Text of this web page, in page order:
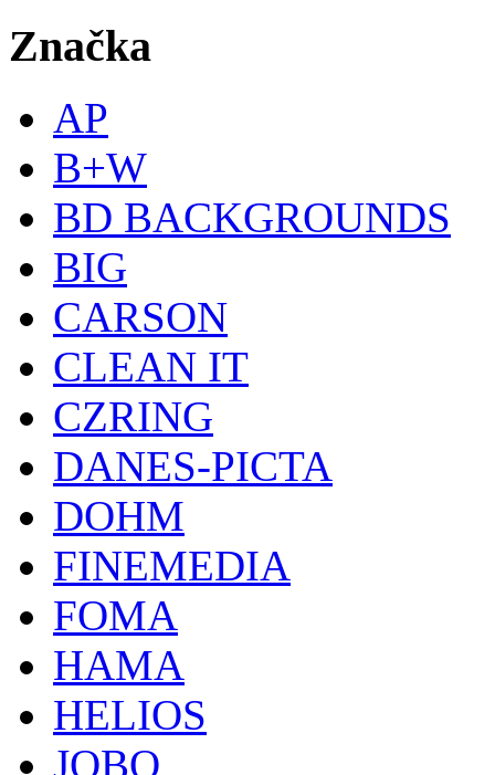
Značka
AP
B+W
BD BACKGROUNDS
BIG
CARSON
CLEAN IT
CZRING
DANES-PICTA
DOHM
FINEMEDIA
FOMA
HAMA
HELIOS
JOBO